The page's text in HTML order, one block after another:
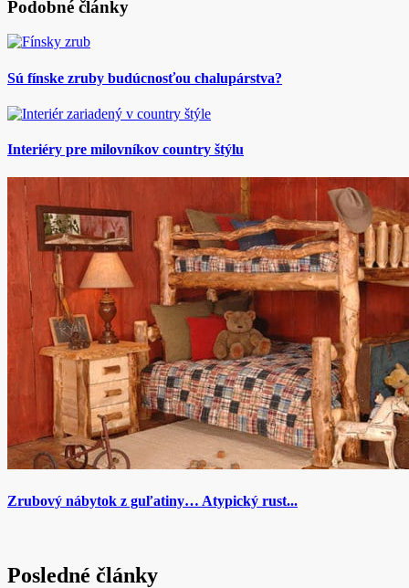
Podobné články
Sú fínske zruby budúcnosťou chalupárstva?
Interiéry pre milovníkov country štýlu
Zrubový nábytok z guľatiny… Atypický rust...
Posledné články